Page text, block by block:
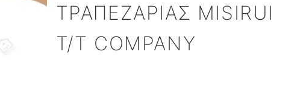
ΤΡΑΠΕΖΑΡΊΑΣ MISIRUI
T/T COMPANY